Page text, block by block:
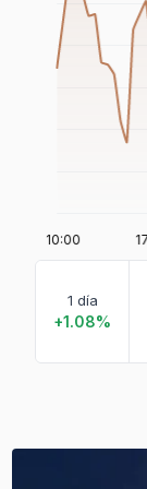
1 día
+1.08%